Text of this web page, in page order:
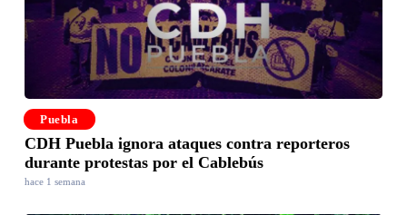
Puebla
CDH Puebla ignora ataques contra reporteros
durante protestas por el Cablebús
hace 1 semana